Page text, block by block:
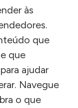
às
que
que
ajudar
Navegue
o que